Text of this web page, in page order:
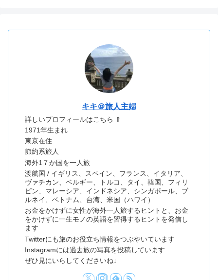
キキ＠旅人主婦
詳しいプロフィールはこちら ⇑
1971年生まれ
東京在住
節約系旅人
海外1７か国を一人旅
渡航国 / イギリス、スペイン、フランス、イタリア、
ヴァチカン、ベルギー、トルコ、タイ、韓国、フィリ
ピン、マレーシア、インドネシア、シンガポール、ブ
ルネイ、ベトナム、台湾、米国（ハワイ）
お金をかけずに女性が海外一人旅するヒントと、お金
をかけずに一生モノの英語を習得するヒントを発信し
ます
Twitterにも旅のお役立ち情報をつぶやいています
Instagramには過去旅の写真を投稿しています
ぜひ見にいらしてくださいね↓